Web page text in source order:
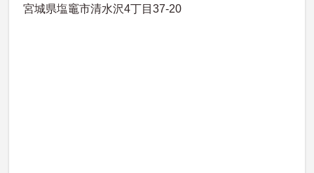
宮城県塩竈市清水沢4丁目37-20